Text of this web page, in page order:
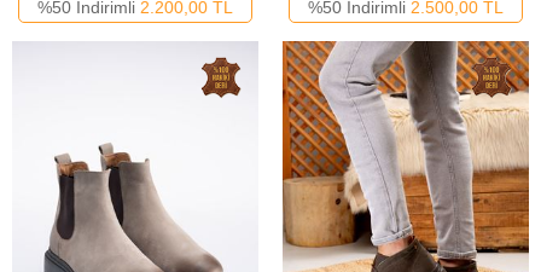
%50 İndirimli 2.200,00 TL %50 İndirimli 2.500,00 TL